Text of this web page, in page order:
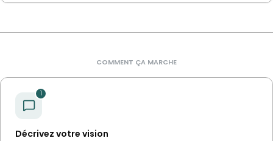
COMMENT ÇA MARCHE
1
Décrivez votre vision